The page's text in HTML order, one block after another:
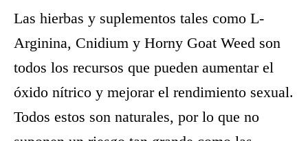
Las hierbas y suplementos tales como L-
Arginina, Cnidium y Horny Goat Weed son
todos los recursos que pueden aumentar el
óxido nítrico y mejorar el rendimiento sexual.
Todos estos son naturales, por lo que no